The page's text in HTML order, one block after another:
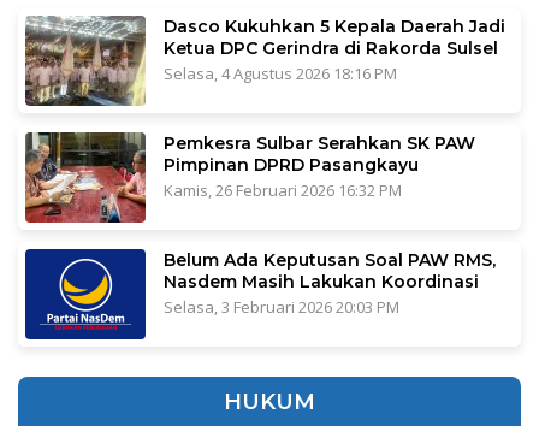
Dasco Kukuhkan 5 Kepala Daerah Jadi
Ketua DPC Gerindra di Rakorda Sulsel
Selasa, 4 Agustus 2026 18:16 PM
Pemkesra Sulbar Serahkan SK PAW
Pimpinan DPRD Pasangkayu
Kamis, 26 Februari 2026 16:32 PM
Belum Ada Keputusan Soal PAW RMS,
Nasdem Masih Lakukan Koordinasi
Selasa, 3 Februari 2026 20:03 PM
HUKUM